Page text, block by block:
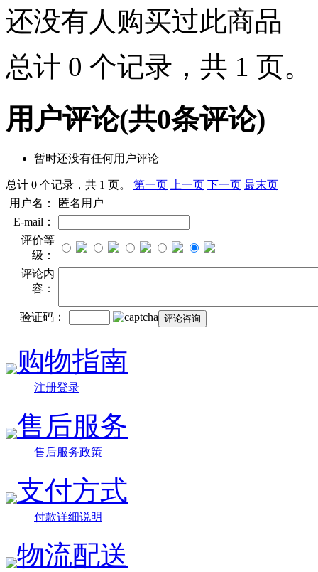
还没有人购买过此商品
总计 0 个记录，共 1 页。
用户评论(共0条评论)
暂时还没有任何用户评论
总计 0 个记录，共 1 页。 第一页 上一页 下一页 最末页
用户名：
匿名用户
E-mail：
评价等
级：
评论内
容：
验证码：
购物指南
注册登录
售后服务
售后服务政策
支付方式
付款详细说明
物流配送